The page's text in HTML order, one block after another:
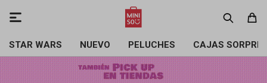
STAR WARS NUEVO PELUCHES CAJAS
